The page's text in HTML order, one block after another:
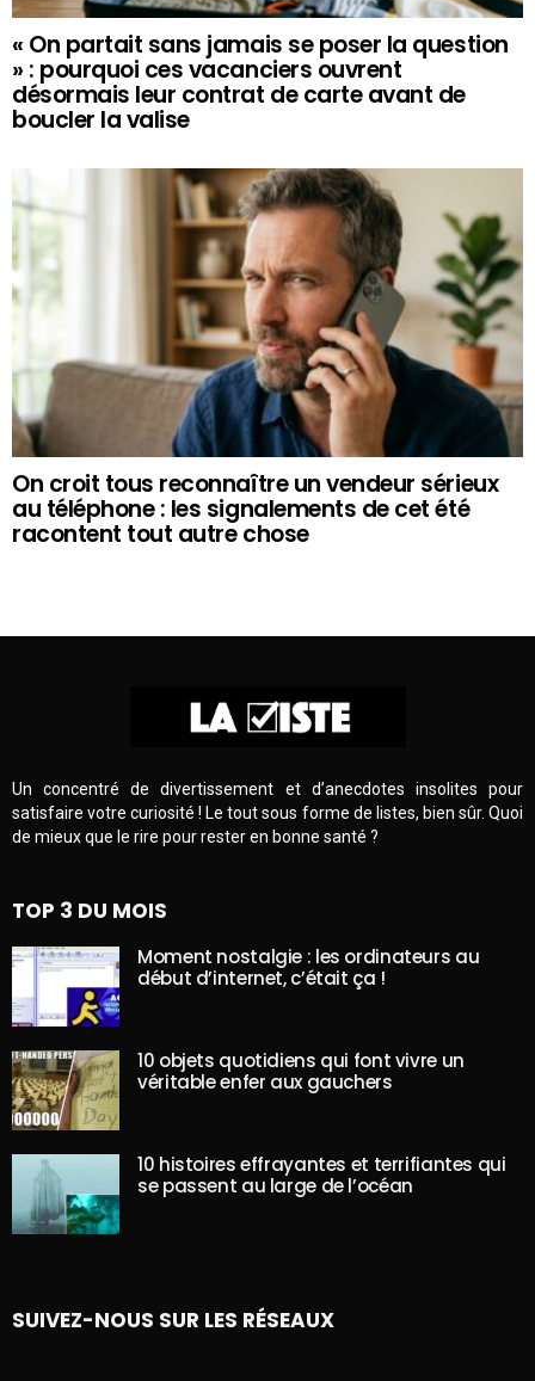
« On partait sans jamais se poser la question
» : pourquoi ces vacanciers ouvrent
désormais leur contrat de carte avant de
boucler la valise
On croit tous reconnaître un vendeur sérieux
au téléphone : les signalements de cet été
racontent tout autre chose
Un concentré de divertissement et d’anecdotes insolites pour
satisfaire votre curiosité ! Le tout sous forme de listes, bien sûr. Quoi
de mieux que le rire pour rester en bonne santé ?
TOP 3 DU MOIS
Moment nostalgie : les ordinateurs au
début d’internet, c’était ça !
10 objets quotidiens qui font vivre un
véritable enfer aux gauchers
10 histoires effrayantes et terrifiantes qui
se passent au large de l’océan
SUIVEZ-NOUS SUR LES RÉSEAUX